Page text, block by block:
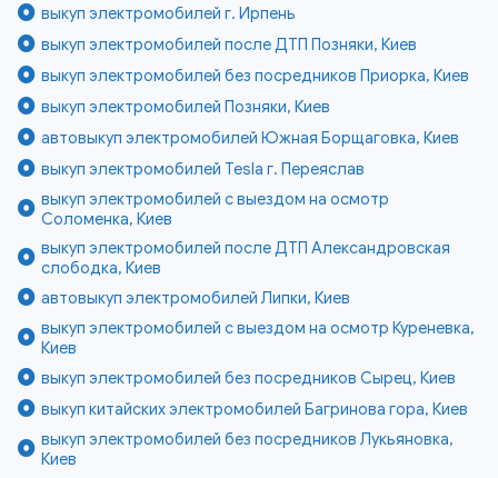
выкуп электромобилей г. Ирпень
выкуп электромобилей после ДТП Позняки, Киев
выкуп электромобилей без посредников Приорка, Киев
выкуп электромобилей Позняки, Киев
автовыкуп электромобилей Южная Борщаговка, Киев
выкуп электромобилей Tesla г. Переяслав
выкуп электромобилей с выездом на осмотр
Соломенка, Киев
выкуп электромобилей после ДТП Александровская
слободка, Киев
автовыкуп электромобилей Липки, Киев
выкуп электромобилей с выездом на осмотр Куреневка,
Киев
выкуп электромобилей без посредников Сырец, Киев
выкуп китайских электромобилей Багринова гора, Киев
выкуп электромобилей без посредников Лукьяновка,
Киев